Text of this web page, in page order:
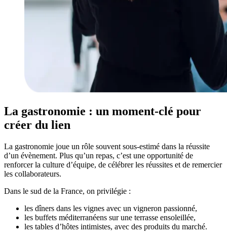
La gastronomie : un moment-clé pour
créer du lien
La gastronomie joue un rôle souvent sous-estimé dans la réussite
d’un évènement. Plus qu’un repas, c’est une opportunité de
renforcer la culture d’équipe, de célébrer les réussites et de remercier
les collaborateurs.
Dans le sud de la France, on privilégie :
les dîners dans les vignes avec un vigneron passionné,
les buffets méditerranéens sur une terrasse ensoleillée,
les tables d’hôtes intimistes, avec des produits du marché.